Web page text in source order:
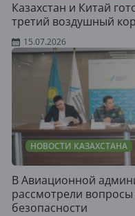
Казахстан и Китай
третий воздушный
15.07.2026
НОВОСТИ КАЗАХСТАНА
В Авиационной
рассмотрели
безопасности